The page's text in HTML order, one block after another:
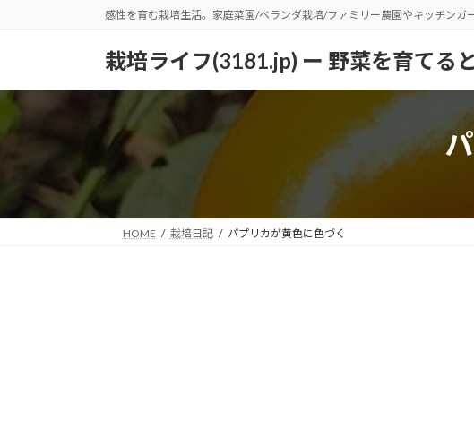
ツ
シ
感性を育む栽培生活。家庭菜園/ベランダ栽培/ファミリー農園やキッチン
栽培ライフ(3181.jp) ー 野菜を育てる
HOME 栽培日記 パプリカが黄色に色づく